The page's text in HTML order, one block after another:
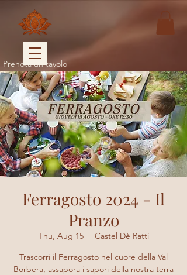
Ferragosto 2024 - Il
Pranzo
Thu, Aug 15
  |
Castel Dè Ratti
Trascorri il Ferragosto nel cuore della Val
Borbera, assapora i sapori della nostra terra
Prenota un tavolo